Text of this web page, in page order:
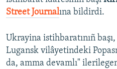
Street Journalına bildirdi.
Ukrayina istihbaratınıñ
Lugansk vilâyetindeki
da, amma devamlı"